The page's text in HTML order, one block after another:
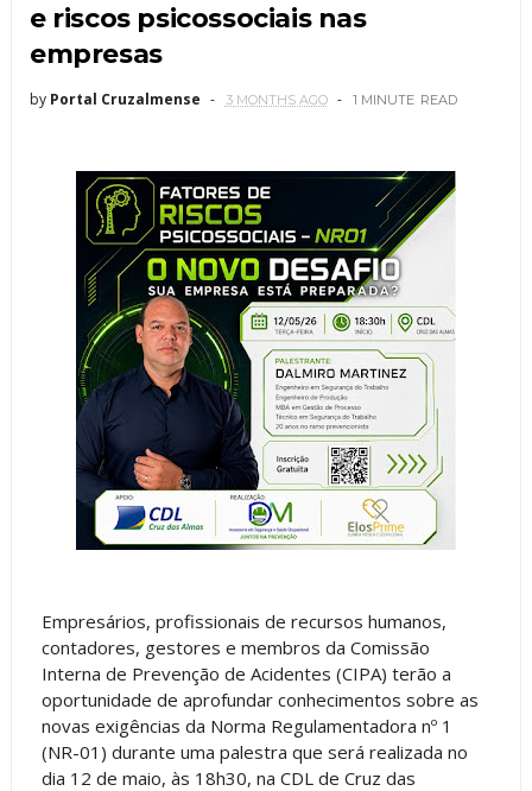
e riscos psicossociais nas
empresas
by Portal Cruzalmense 3 MONTHS AGO 1 MINUTE READ
Empresários, profissionais de recursos humanos,
contadores, gestores e membros da Comissão
Interna de Prevenção de Acidentes (CIPA) terão a
oportunidade de aprofundar conhecimentos sobre as
novas exigências da Norma Regulamentadora nº 1
(NR-01) durante uma palestra que será realizada no
dia 12 de maio, às 18h30, na CDL de Cruz das